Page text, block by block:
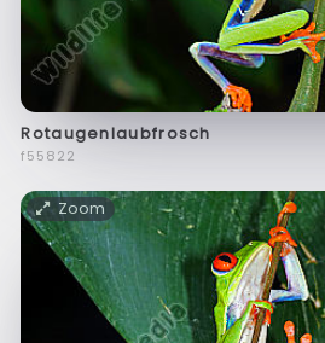
Rotaugenlaubfrosch
f55822
Zoom